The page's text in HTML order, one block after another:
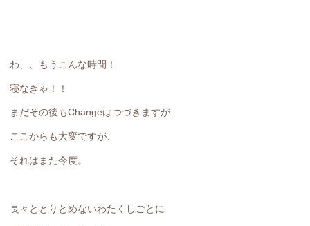
わ、、もうこんな時間！
寝なきゃ！！
まだその後もChangeはつづきますが
ここからも大変ですが、
それはまた今度。
長々ととりとめないわたくしごとに